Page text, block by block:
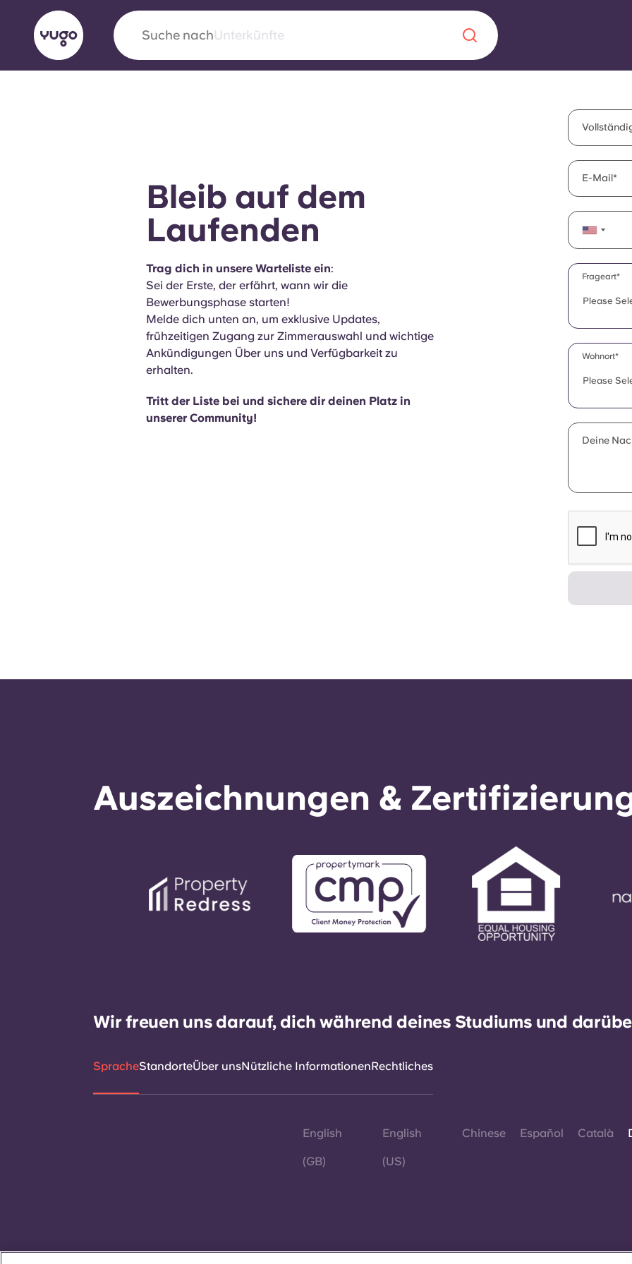
Suche nachStadt
Yugo VCARB: Eine neue Ära in Sachen
Studentenwohnheime
Die wegweisende Partnerschaft Yugomit VCARB sorgt für
Innovation, Ehrgeiz und unvergessliche Momente für die
Über uns
Häufig
Bleib auf dem
Laufenden
Trag dich in unsere Warteliste ein:
Sei der Erste, der erfährt, wann wir die
Bewerbungsphase starten!
Melde dich unten an, um exklusive Updates,
frühzeitigen Zugang zur Zimmerauswahl und wichtige
Ankündigungen Über uns und Verfügbarkeit zu
erhalten.
Tritt der Liste bei und sichere dir deinen Platz in
unserer Community!
E-Mail
Please
Frageart*
Please
Wohnort*
Deine
Auszeichnungen &
Wir freuen uns darauf, dich während deines Studiums und
SpracheStandorteÜber unsNützliche InformationenRechtliches
English
(GB)
English
(US)
Chinese Español Català